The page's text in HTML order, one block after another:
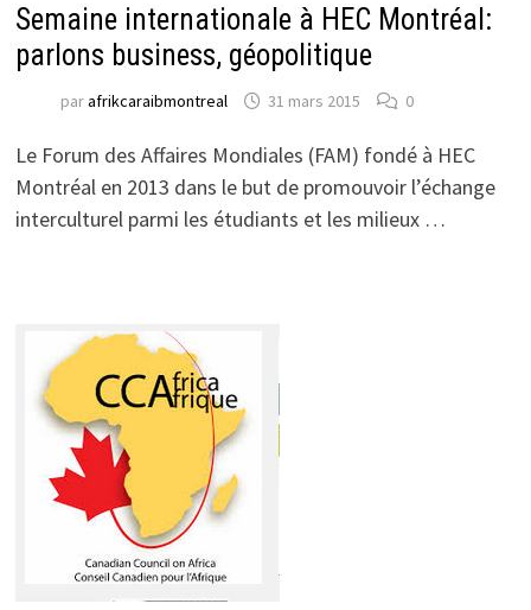
Semaine internationale à HEC Montréal:
parlons business, géopolitique
parafrikcaraibmontreal 31 mars 2015 0
Le Forum des Affaires Mondiales (FAM) fondé à HEC
Montréal en 2013 dans le but de promouvoir l’échange
interculturel parmi les étudiants et les milieux …